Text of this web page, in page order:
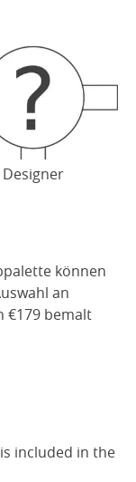
Designer
können
an
€179 bemalt
included in the